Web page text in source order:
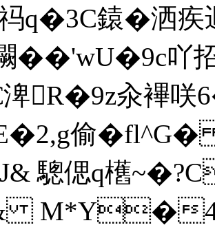
q�3C鎱�洒疾
��'wU�9c吖
R�9z汆襅咲
偷
驄 偲q欍
M*Y�4(�(